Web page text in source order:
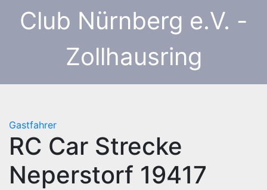
Club Nürnberg e.V. -
Zollhausring
Gastfahrer
RC Car Strecke
Neperstorf 19417